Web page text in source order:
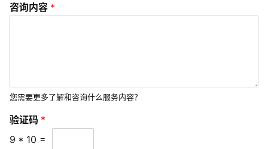
常
见
问
题
咨询内容 *
您需要更多了解和咨询什么服务内容？
验证码 *
9 * 10 =